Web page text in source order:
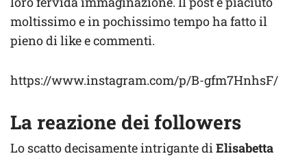
moltissimo e in pochissimo tempo ha fatto il
pieno di like e commenti.
https://www.instagram.com/p/B-gfm7HnhsF/
La reazione dei followers
Lo scatto decisamente intrigante diElisabetta